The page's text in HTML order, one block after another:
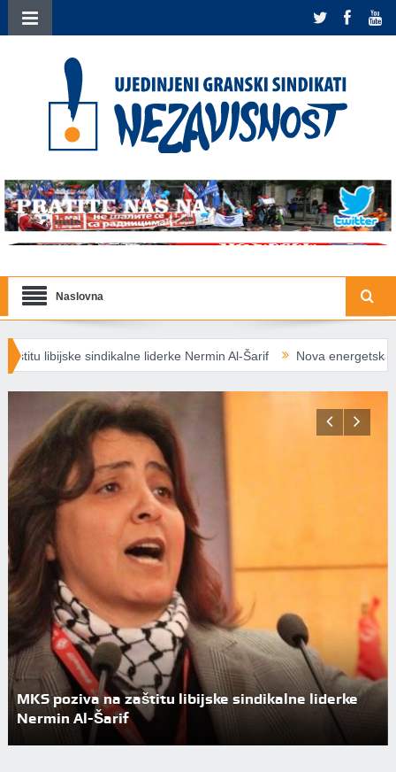
Naslovna
Nermin Al-Šarif Nova energetska pravila EU: Socijalno
Nova energetska pravila EU: Socijalno ugroženima
zabranjeno isključivanje struje